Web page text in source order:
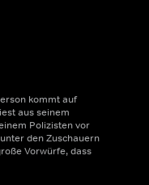
kommt auf
aus seinem
Polizisten vor
den Zuschauern
Vorwürfe, dass